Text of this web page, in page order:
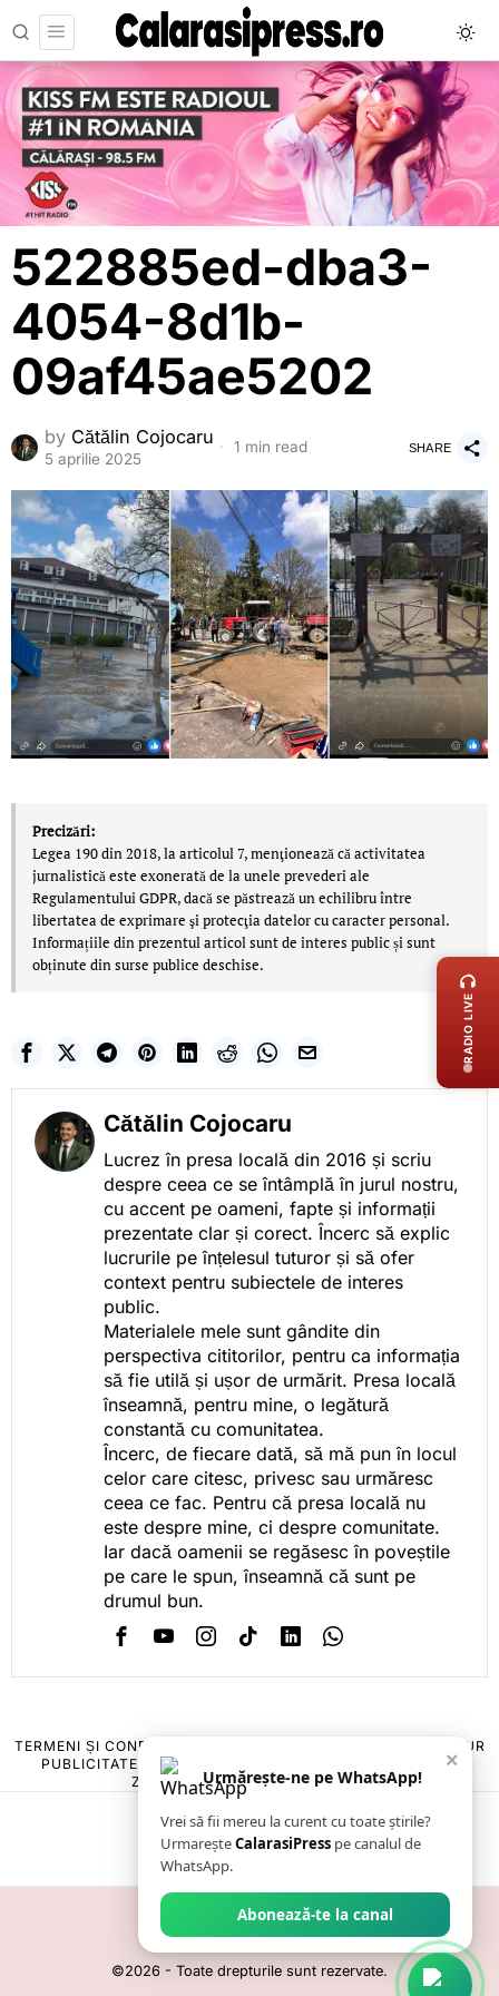
522885ed-dba3-
4054-8d1b-
09af45ae5202
by Cătălin Cojocaru
5 aprilie 2025
1 min read SHARE
Precizări:
Legea 190 din 2018, la articolul 7, menţionează că activitatea
jurnalistică este exonerată de la unele prevederi ale
Regulamentului GDPR, dacă se păstrează un echilibru între
libertatea de exprimare şi protecţia datelor cu caracter personal.
Informațiile din prezentul articol sunt de interes public și sunt
obținute din surse publice deschise.
Cătălin Cojocaru
Lucrez în presa locală din 2016 și scriu
despre ceea ce se întâmplă în jurul nostru,
cu accent pe oameni, fapte și informații
prezentate clar și corect. Încerc să explic
lucrurile pe înțelesul tuturor și să ofer
context pentru subiectele de interes
public.
Materialele mele sunt gândite din
perspectiva cititorilor, pentru ca informația
să fie utilă și ușor de urmărit. Presa locală
înseamnă, pentru mine, o legătură
constantă cu comunitatea.
Încerc, de fiecare dată, să mă pun în locul
celor care citesc, privesc sau urmăresc
ceea ce fac. Pentru că presa locală nu
este despre mine, ci despre comunitate.
Iar dacă oamenii se regăsesc în poveștile
pe care le spun, înseamnă că sunt pe
drumul bun.
TERMENI ȘI CONDIȚII
POLITICA DE ANULARE & RETUR
PUBLICITATE ONLINE & TIPĂRITĂ
CONTACT
ZIARUL ANUNȚUL CĂLĂRĂȘEAN
©2026 - Toate drepturile sunt rezervate.
×
Urmărește-ne pe WhatsApp!
Vrei să fii mereu la curent cu toate știrile?
UrmareșteCalarasiPress pe canalul de
WhatsApp.
Abonează-te la canal
RADIO LIVE